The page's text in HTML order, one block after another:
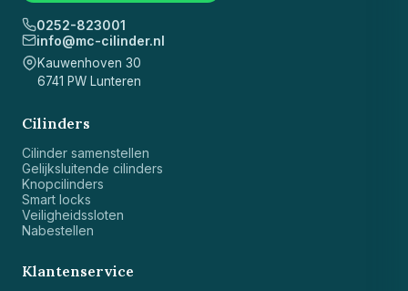
0252-823001
info@mc-cilinder.nl
Kauwenhoven 30
6741 PW Lunteren
Cilinders
Cilinder samenstellen
Gelijksluitende cilinders
Knopcilinders
Smart locks
Veiligheidssloten
Nabestellen
Klantenservice